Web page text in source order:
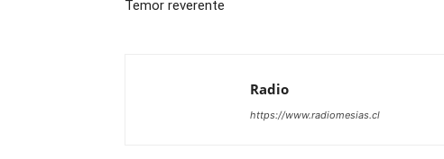
Temor reverente
Radio
https://www.radiomesias.cl